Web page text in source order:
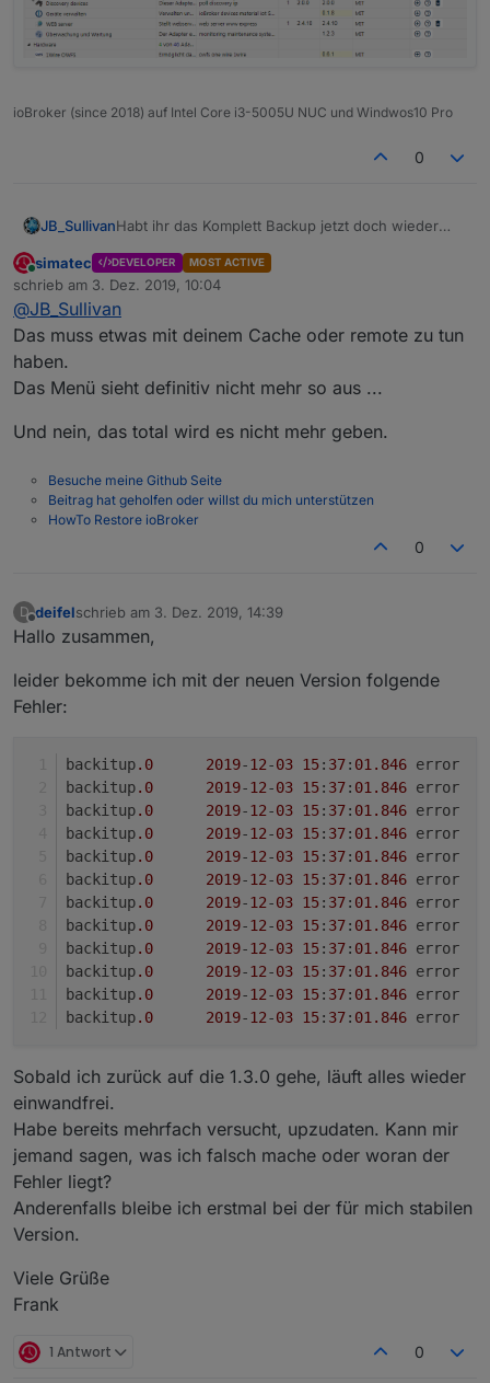
ioBroker (since 2018) auf Intel Core i3-5005U NUC und Windwos10 Pro
0
JB_SullivanHabt ihr das Komplett Backup jetzt doch wieder
Ich wundere mich gerade - habe 1.3.1 drauf und
bekomme im Instanz Menü wieder mit Komplett
Backup Option angezeigt.
..... oder liegt es evtl. daran das ich Remote via
iobroker.proauf meine Installation zugreife?
Online
simatec DEVELOPER MOST ACTIVE
schrieb am 3. Dez. 2019, 10:04
zuletzt editiert von
@JB_Sullivan
Das muss etwas mit deinem Cache oder remote zu tun
haben.
Das Menü sieht definitiv nicht mehr so aus ...
Und nein, das total wird es nicht mehr geben.
Besuche meine Github Seite
Beitrag hat geholfen oder willst du mich unterstützen
HowTo Restore ioBroker
0
D
Offline
deifelschrieb am 3. Dez. 2019, 14:39
zuletzt editiert von
Hallo zusammen,
leider bekomme ich mit der neuen Version folgende
Fehler:
backitup.0 2019-12-03 15: 37: 01.846
backitup.0 2019-12-03 15: 37: 01.846
backitup.0 2019-12-03 15: 37: 01.846
backitup.0 2019-12-03 15: 37: 01.846
backitup.0 2019-12-03 15: 37: 01.846
backitup.0 2019-12-03 15: 37: 01.846
backitup.0 2019-12-03 15: 37: 01.846
backitup.0 2019-12-03 15: 37: 01.846
backitup.0 2019-12-03 15: 37: 01.846
backitup.0 2019-12-03 15: 37: 01.846
backitup.0 2019-12-03 15: 37: 01.846
backitup.0 2019-12-03 15: 37: 01.846
Sobald ich zurück auf die 1.3.0 gehe, läuft alles wieder
einwandfrei.
Habe bereits mehrfach versucht, upzudaten. Kann mir
jemand sagen, was ich falsch mache oder woran der
Fehler liegt?
Anderenfalls bleibe ich erstmal bei der für mich stabilen
Version.
Viele Grüße
Frank
1 Antwort 0